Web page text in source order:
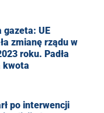
gazeta: UE
zmianę rządu w
roku. Padła
kwota
po interwencji